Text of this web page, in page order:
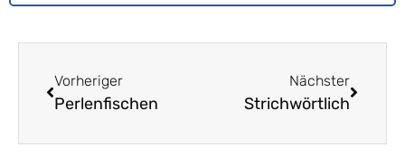
Vorheriger
Perlenfischen
Nächster
Strichwörtlich